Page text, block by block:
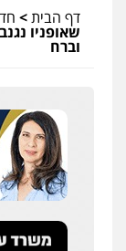
דף הבית>
שאופניו
וברח